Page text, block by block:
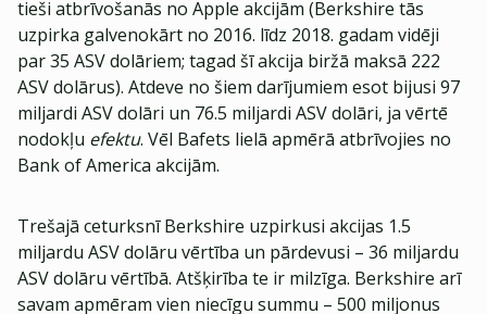
tieši atbrīvošanās no Apple akcijām (Berkshire tās
uzpirka galvenokārt no 2016. līdz 2018. gadam vidēji
par 35 ASV dolāriem; tagad šī akcija biržā maksā 222
ASV dolārus). Atdeve no šiem darījumiem esot bijusi 97
miljardi ASV dolāri un 76.5 miljardi ASV dolāri, ja vērtē
nodokļu efektu. Vēl Bafets lielā apmērā atbrīvojies no
Bank of America akcijām.
Trešajā ceturksnī Berkshire uzpirkusi akcijas 1.5
miljardu ASV dolāru vērtība un pārdevusi – 36 miljardu
ASV dolāru vērtībā. Atšķirība te ir milzīga. Berkshire arī
savam apmēram vien niecīgu summu – 500 miljonus